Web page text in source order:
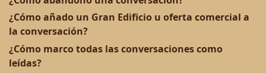
¿Cómo añado un Gran Edificio u oferta comercial a
la conversación?
¿Cómo marco todas las conversaciones como
leídas?